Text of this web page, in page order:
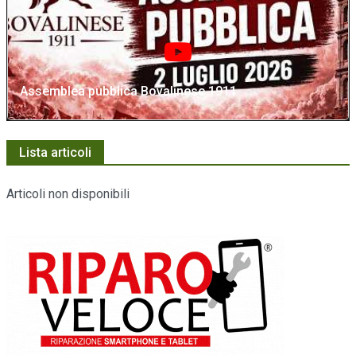
Assemblea pubblica Bovalinese 1911
Lista articoli
Articoli non disponibili